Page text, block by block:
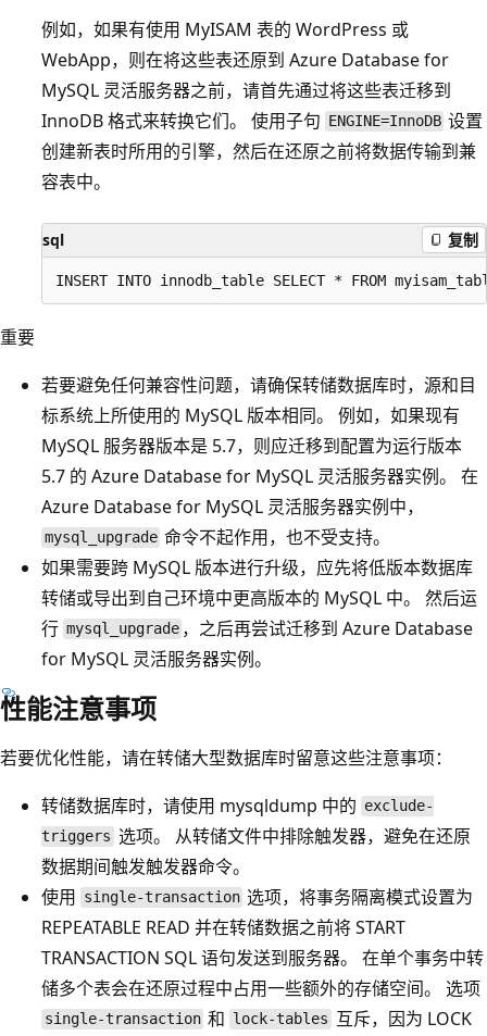
例如，如果有使用 MyISAM 表的 WordPress 或
WebApp，则在将这些表还原到 Azure Database for
MySQL 灵活服务器之前，请首先通过将这些表迁移到
InnoDB 格式来转换它们。 使用子句 ENGINE=InnoDB 设置
创建新表时所用的引擎，然后在还原之前将数据传输到兼
容表中。
sql 复制
重要
若要避免任何兼容性问题，请确保转储数据库时，源和目
标系统上所使用的 MySQL 版本相同。 例如，如果现有
MySQL 服务器版本是 5.7，则应迁移到配置为运行版本
5.7 的 Azure Database for MySQL 灵活服务器实例。 在
Azure Database for MySQL 灵活服务器实例中，
mysql_upgrade 命令不起作用，也不受支持。
如果需要跨 MySQL 版本进行升级，应先将低版本数据库
转储或导出到自己环境中更高版本的 MySQL 中。 然后运
行 mysql_upgrade ，之后再尝试迁移到 Azure Database
for MySQL 灵活服务器实例。
性能注意事项
若要优化性能，请在转储大型数据库时留意这些注意事项：
转储数据库时，请使用 mysqldump 中的 exclude-
triggers 选项。 从转储文件中排除触发器，避免在还原
数据期间触发触发器命令。
使用 single-transaction 选项，将事务隔离模式设置为
REPEATABLE READ 并在转储数据之前将 START
TRANSACTION SQL 语句发送到服务器。 在单个事务中转
储多个表会在还原过程中占用一些额外的存储空间。 选项
single-transaction 和 lock-tables 互斥，因为 LOCK